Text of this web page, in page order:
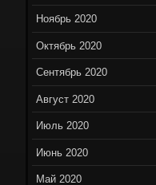
Ноябрь 2020
Октябрь 2020
Сентябрь 2020
Август 2020
Июль 2020
Июнь 2020
Май 2020